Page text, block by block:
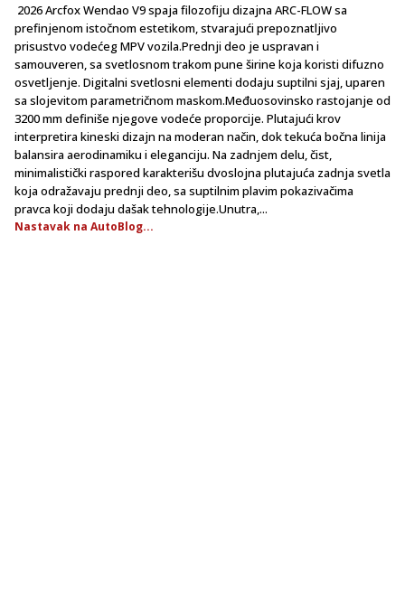
2026 Arcfox Wendao V9 spaja filozofiju dizajna ARC-FLOW sa
prefinjenom istočnom estetikom, stvarajući prepoznatljivo
prisustvo vodećeg MPV vozila.Prednji deo je uspravan i
samouveren, sa svetlosnom trakom pune širine koja koristi difuzno
osvetljenje. Digitalni svetlosni elementi dodaju suptilni sjaj, uparen
sa slojevitom parametričnom maskom.Međuosovinsko rastojanje od
3200 mm definiše njegove vodeće proporcije. Plutajući krov
interpretira kineski dizajn na moderan način, dok tekuća bočna linija
balansira aerodinamiku i eleganciju. Na zadnjem delu, čist,
minimalistički raspored karakterišu dvoslojna plutajuća zadnja svetla
koja odražavaju prednji deo, sa suptilnim plavim pokazivačima
pravca koji dodaju dašak tehnologije.Unutra,...
Nastavak na AutoBlog...